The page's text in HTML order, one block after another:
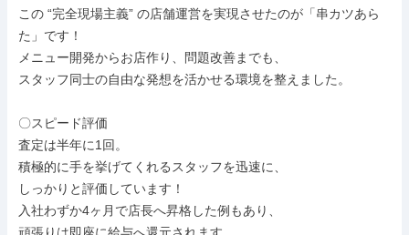
この “完全現場主義” の店舗運営を実現させたのが「串カツあら
た」です！
メニュー開発からお店作り、問題改善までも、
スタッフ同士の自由な発想を活かせる環境を整えました。
〇スピード評価
査定は半年に1回。
積極的に手を挙げてくれるスタッフを迅速に、
しっかりと評価しています！
入社わずか4ヶ月で店長へ昇格した例もあり、